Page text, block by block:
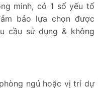
minh, có 1 số yếu tố
bảo lựa chọn được
cầu sử dụng & không
ngủ hoặc vị trí dự